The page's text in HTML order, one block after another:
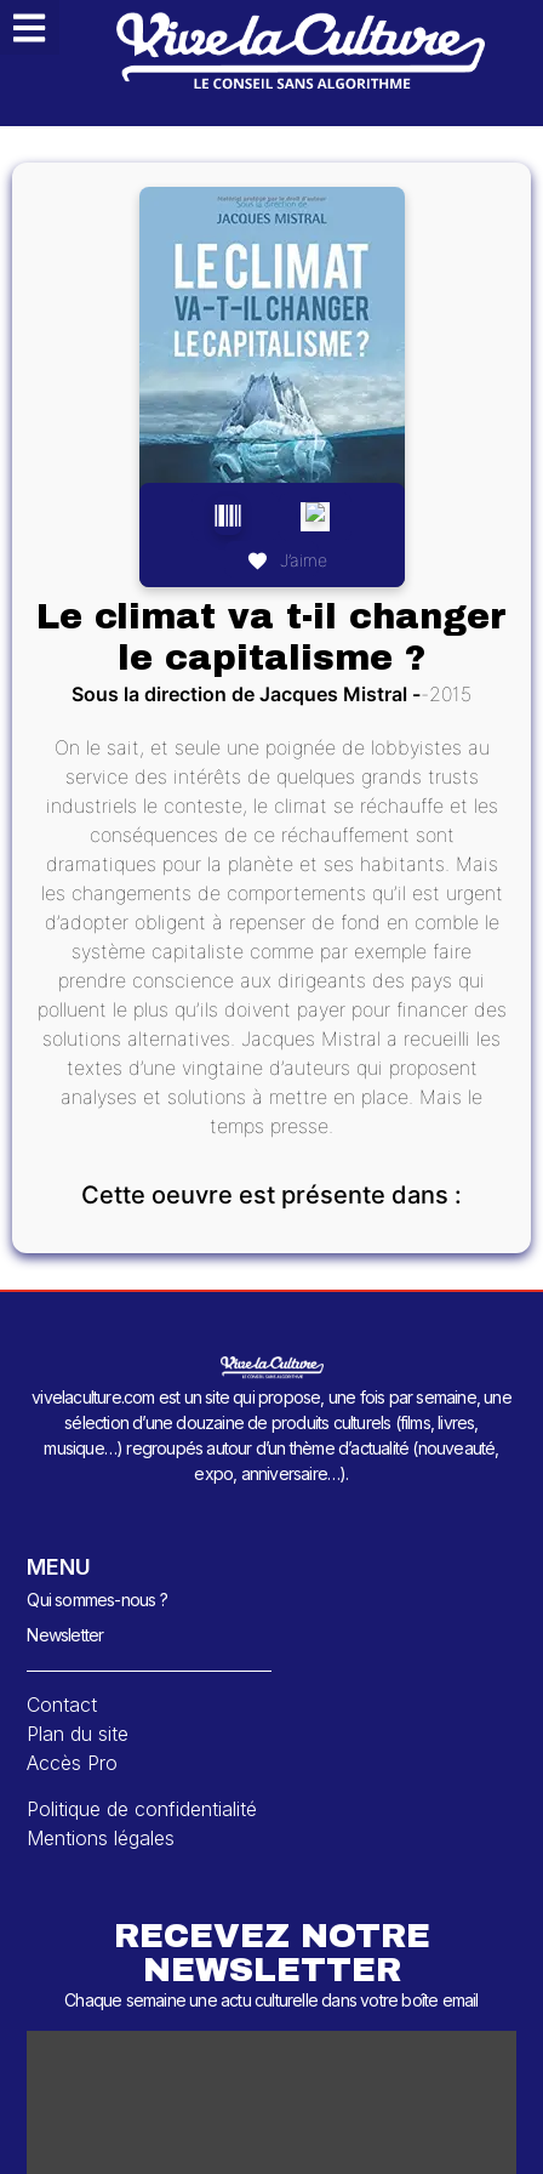
J’aime
Le climat va t-il changer
le capitalisme ?
Sous la direction de Jacques Mistral 2015
On le sait, et seule une poignée de lobbyistes au
service des intérêts de quelques grands trusts
industriels le conteste, le climat se réchauffe et les
conséquences de ce réchauffement sont
dramatiques pour la planète et ses habitants. Mais
les changements de comportements qu’il est urgent
d’adopter obligent à repenser de fond en comble le
système capitaliste comme par exemple faire
prendre conscience aux dirigeants des pays qui
polluent le plus qu’ils doivent payer pour financer des
solutions alternatives. Jacques Mistral a recueilli les
textes d’une vingtaine d’auteurs qui proposent
analyses et solutions à mettre en place. Mais le
temps presse.
Cette oeuvre est présente dans :
vivelaculture.com est un site qui propose, une fois par semaine, une
sélection d’une douzaine de produits culturels (films, livres,
musique…) regroupés autour d’un thème d’actualité (nouveauté,
expo, anniversaire…).
MENU
Qui sommes-nous ?
Newsletter
Contact
Plan du site
Accès Pro
Politique de confidentialité
Mentions légales
RECEVEZ NOTRE
NEWSLETTER
Chaque semaine une actu culturelle dans votre boîte email